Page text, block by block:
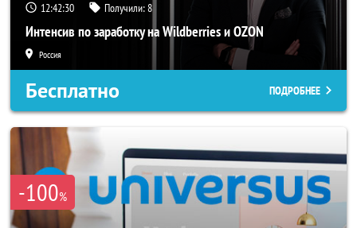
12:42:28 Получили:8
Интенсив по заработку на Wildberries и OZON
Россия
Бесплатно ПОДРОБНЕЕ
-100%